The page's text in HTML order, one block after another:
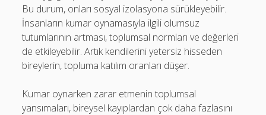
Bu durum, onları sosyal izolasyona sürükleyebilir.
İnsanların kumar oynamasıyla ilgili olumsuz
tutumlarının artması, toplumsal normları ve değerleri
de etkileyebilir. Artık kendilerini yetersiz hisseden
bireylerin, topluma katılım oranları düşer.
Kumar oynarken zarar etmenin toplumsal
yansımaları, bireysel kayıplardan çok daha fazlasını